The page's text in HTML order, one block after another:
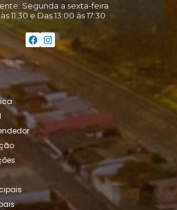
Segunda a sexta-feira
11:30 e Das 13:00 às 17:30